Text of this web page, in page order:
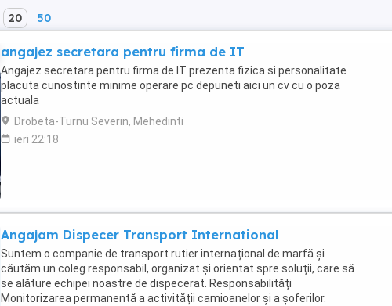
20 50
angajez secretara pentru firma de IT
Angajez secretara pentru firma de IT prezenta fizica si personalitate
placuta cunostinte minime operare pc depuneti aici un cv cu o poza
actuala
Drobeta-Turnu Severin, Mehedinti
ieri 22:18
Angajam Dispecer Transport International
Suntem o companie de transport rutier internațional de marfă și
căutăm un coleg responsabil, organizat și orientat spre soluții, care să
se alăture echipei noastre de dispecerat. Responsabilități
Monitorizarea permanentă a activității camioanelor și a șoferilor.